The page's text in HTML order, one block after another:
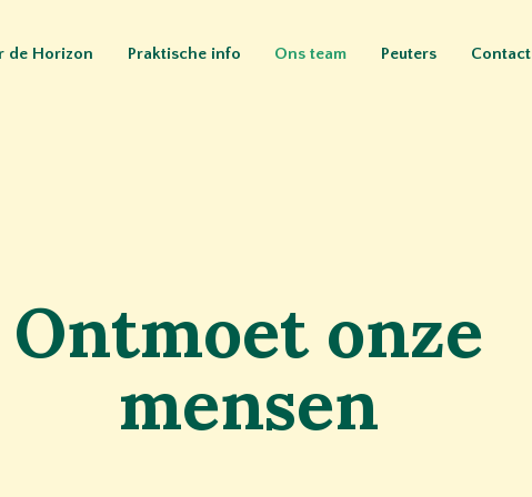
de Horizon Praktische info Ons team Peuters Contact
Ontmoet onze
mensen